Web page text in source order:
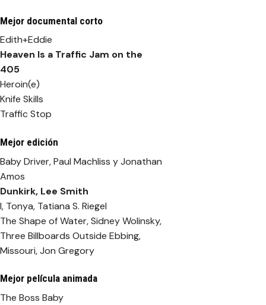
Mejor documental corto
Edith+Eddie
Heaven Is a Traffic Jam on the
405
Heroin(e)
Knife Skills
Traffic Stop
Mejor edición
Baby Driver, Paul Machliss y Jonathan
Amos
Dunkirk, Lee Smith
I, Tonya, Tatiana S. Riegel
The Shape of Water, Sidney Wolinsky,
Three Billboards Outside Ebbing,
Missouri, Jon Gregory
Mejor película animada
The Boss Baby